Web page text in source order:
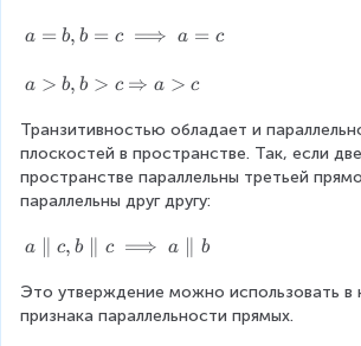
a
b,
=
c
\i
m
ie
a
=
a = b, b = c ⟹ a = c
a
b
,
b
>
\
i
g
a > b, b > c ⇒ a > c
Транзитивностью обладает и
плоскостей в пространстве. Так, если
пространстве параллельны третьей
параллельны друг другу:
a
p
a
a ∥ c, b ∥ c ⟹ a ∥ b
Это утверждение можно использовать в
признака параллельности прямых.